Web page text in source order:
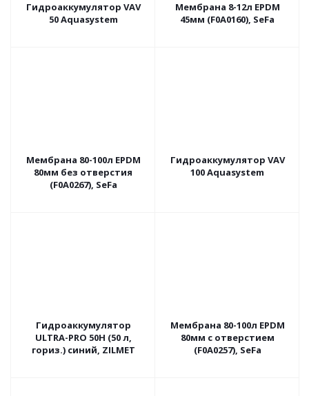
Гидроаккумулятор VAV
50 Aquasystem
Мембрана 8-12л EPDM
45мм (F0A0160), SeFa
Мембрана 80-100л EPDM
80мм без отверстия
(F0A0267), SeFa
Гидроаккумулятор VAV
100 Aquasystem
Гидроаккумулятор
ULTRA-PRO 50H (50 л,
гориз.) синий, ZILMET
Мембрана 80-100л EPDM
80мм с отверстием
(F0A0257), SeFa